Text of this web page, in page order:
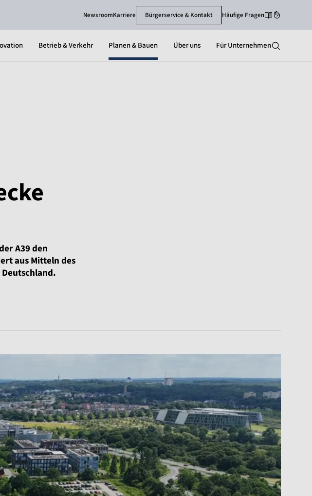
NewsroomKarriere Bürgerservice & Kontakt Häufige FragenLeichte Sprache
Betrieb & Verkehr Planen & Bauen Über uns Für Unternehmen
A39 den
aus Mitteln des